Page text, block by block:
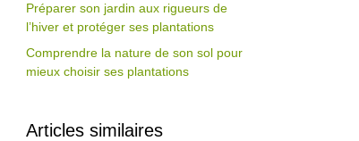
Préparer son jardin aux rigueurs de
l’hiver et protéger ses plantations
Comprendre la nature de son sol pour
mieux choisir ses plantations
Articles similaires